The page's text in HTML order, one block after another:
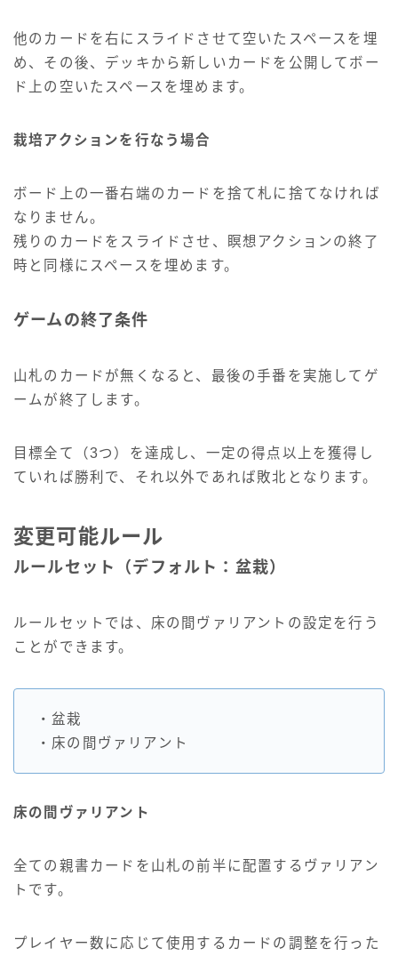
他のカードを右にスライドさせて空いたスペースを埋
め、その後、デッキから新しいカードを公開してボー
ド上の空いたスペースを埋めます。
栽培アクションを行なう場合
ボード上の一番右端のカードを捨て札に捨てなければ
なりません。
残りのカードをスライドさせ、瞑想アクションの終了
時と同様にスペースを埋めます。
ゲームの終了条件
山札のカードが無くなると、最後の手番を実施してゲ
ームが終了します。
目標全て（3つ）を達成し、一定の得点以上を獲得し
ていれば勝利で、それ以外であれば敗北となります。
変更可能ルール
ルールセット（デフォルト：盆栽）
ルールセットでは、床の間ヴァリアントの設定を行う
ことができます。
・盆栽
・床の間ヴァリアント
床の間ヴァリアント
全ての親書カードを山札の前半に配置するヴァリアン
トです。
プレイヤー数に応じて使用するカードの調整を行った